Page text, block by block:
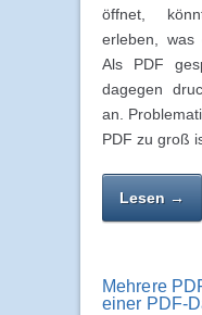
öffnet,
erleben, was
Als PDF
dagegen
an.
PDF zu groß
Lesen →
Mehrere
einer PDF-